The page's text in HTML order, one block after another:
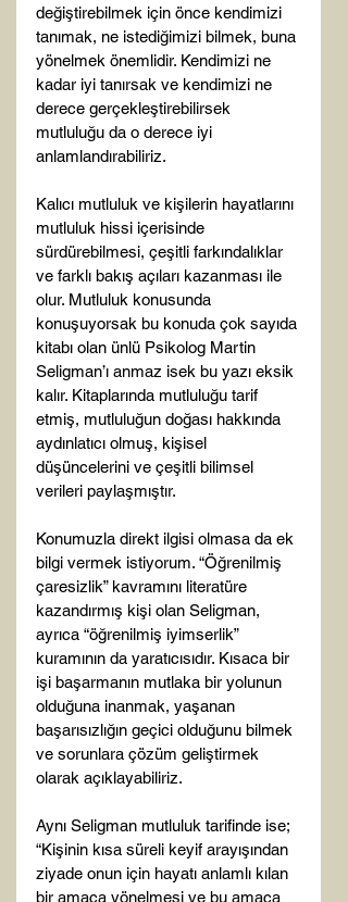
değiştirebilmek için önce kendimizi
tanımak, ne istediğimizi bilmek, buna
yönelmek önemlidir. Kendimizi ne
kadar iyi tanırsak ve kendimizi ne
derece gerçekleştirebilirsek
mutluluğu da o derece iyi
anlamlandırabiliriz.
Kalıcı mutluluk ve kişilerin hayatlarını
mutluluk hissi içerisinde
sürdürebilmesi, çeşitli farkındalıklar
ve farklı bakış açıları kazanması ile
olur. Mutluluk konusunda
konuşuyorsak bu konuda çok sayıda
kitabı olan ünlü Psikolog Martin
Seligman’ı anmaz isek bu yazı eksik
kalır. Kitaplarında mutluluğu tarif
etmiş, mutluluğun doğası hakkında
aydınlatıcı olmuş, kişisel
düşüncelerini ve çeşitli bilimsel
verileri paylaşmıştır.
Konumuzla direkt ilgisi olmasa da ek
bilgi vermek istiyorum. “Öğrenilmiş
çaresizlik” kavramını literatüre
kazandırmış kişi olan Seligman,
ayrıca “öğrenilmiş iyimserlik”
kuramının da yaratıcısıdır. Kısaca bir
işi başarmanın mutlaka bir yolunun
olduğuna inanmak, yaşanan
başarısızlığın geçici olduğunu bilmek
ve sorunlara çözüm geliştirmek
olarak açıklayabiliriz.
Aynı Seligman mutluluk tarifinde ise;
“Kişinin kısa süreli keyif arayışından
ziyade onun için hayatı anlamlı kılan
bir amaca yönelmesi ve bu amaca